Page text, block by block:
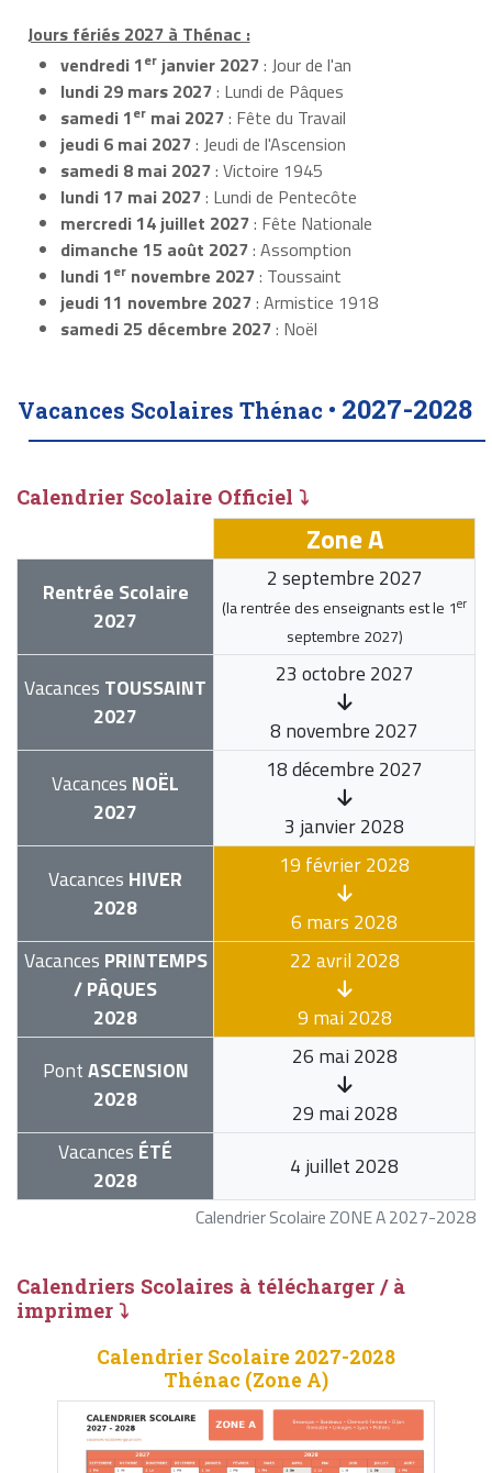
Jours fériés 2027 à Thénac :
vendredi 1er janvier 2027: Jour de l'an
lundi 29 mars 2027: Lundi de Pâques
samedi 1er mai 2027: Fête du Travail
jeudi 6 mai 2027: Jeudi de l'Ascension
samedi 8 mai 2027: Victoire 1945
lundi 17 mai 2027: Lundi de Pentecôte
mercredi 14 juillet 2027: Fête Nationale
dimanche 15 août 2027: Assomption
lundi 1er novembre 2027: Toussaint
jeudi 11 novembre 2027: Armistice 1918
samedi 25 décembre 2027: Noël
Vacances Scolaires Thénac • 2027-2028
Calendrier Scolaire Officiel ⤵
Calendrier Scolaire ZONE A 2027-2028
Zone A
Rentrée Scolaire
2027
2 septembre 2027
(la rentrée des enseignants est le 1er
septembre 2027)
Vacances TOUSSAINT
2027
23 octobre 2027
8 novembre 2027
Vacances NOËL
2027
18 décembre 2027
3 janvier 2028
Vacances HIVER
2028
19 février 2028
6 mars 2028
Vacances PRINTEMPS
/ PÂQUES
2028
22 avril 2028
9 mai 2028
PontASCENSION
2028
26 mai 2028
29 mai 2028
Vacances ÉTÉ
2028
4 juillet 2028
Calendriers Scolaires à télécharger / à
imprimer ⤵
Calendrier Scolaire 2027-2028
Thénac (Zone A)